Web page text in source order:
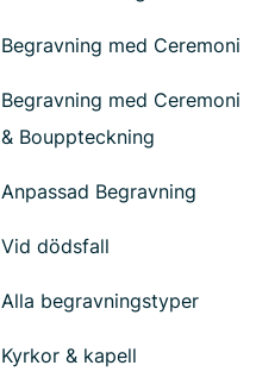
Begravning med Ceremoni
Begravning med Ceremoni
& Bouppteckning
Anpassad Begravning
Vid dödsfall
Alla begravningstyper
Kyrkor & kapell